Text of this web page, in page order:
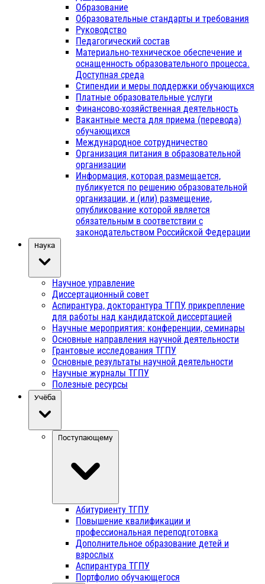
Образование
Образовательные стандарты и требования
Руководство
Педагогический состав
Материально-техническое обеспечение и
оснащенность образовательного процесса.
Доступная среда
Стипендии и меры поддержки обучающихся
Платные образовательные услуги
Финансово-хозяйственная деятельность
Вакантные места для приема (перевода)
обучающихся
Международное сотрудничество
Организация питания в образовательной
организации
Информация, которая размещается,
публикуется по решению образовательной
организации, и (или) размещение,
опубликование которой является
обязательным в соответствии с
законодательством Российской Федерации
Наука
Научное управление
Диссертационный совет
Аспирантура, докторантура ТГПУ, прикрепление
для работы над кандидатской диссертацией
Научные мероприятия: конференции, семинары
Основные направления научной деятельности
Грантовые исследования ТГПУ
Основные результаты научной деятельности
Научные журналы ТГПУ
Полезные ресурсы
Учёба
Поступающему
Абитуриенту ТГПУ
Повышение квалификации и
профессиональная переподготовка
Дополнительное образование детей и
взрослых
Аспирантура ТГПУ
Портфолио обучающегося